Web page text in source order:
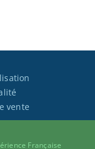
vente
Française